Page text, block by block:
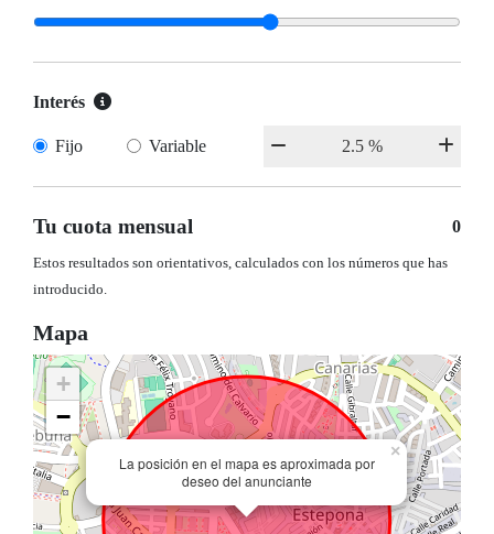
Interés
Fijo Variable
Tu cuota mensual 0
Estos resultados son orientativos, calculados con los números que has
introducido.
Mapa
La posición en el mapa es aproximada por
deseo del anunciante
×
+
−